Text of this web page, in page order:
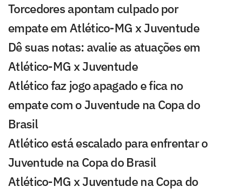
Torcedores apontam culpado por
empate em Atlético-MG x Juventude
Dê suas notas: avalie as atuações em
Atlético-MG x Juventude
Atlético faz jogo apagado e fica no
empate com o Juventude na Copa do
Brasil
Atlético está escalado para enfrentar o
Juventude na Copa do Brasil
Atlético-MG x Juventude na Copa do